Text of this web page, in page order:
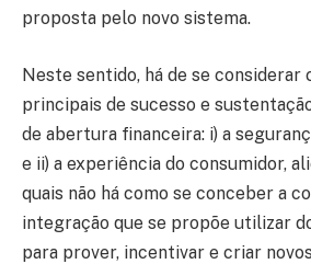
proposta pelo novo sistema.
Neste sentido, há de se considerar
principais de sucesso e
de abertura financeira: i) a
e ii) a experiência do consumidor,
quais não há como se conceber a
integração que se propõe utilizar
para prover, incentivar e criar